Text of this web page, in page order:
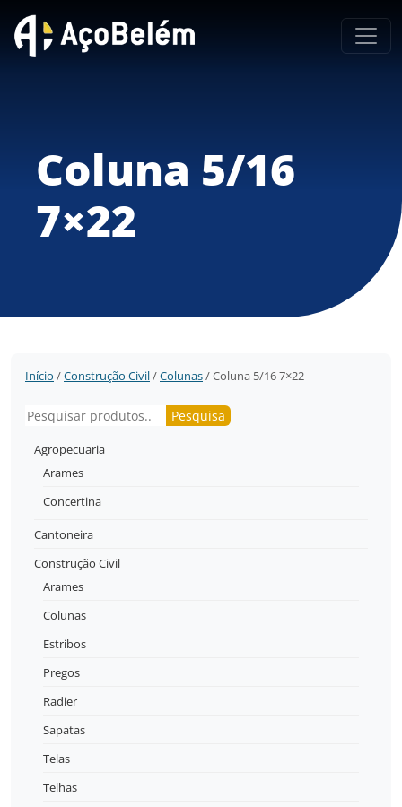
Coluna 5/16
7×22
Início /Construção Civil/Colunas/ Coluna 5/16 7×22
Pesquisar Pesquisa
Agropecuaria
Arames
Concertina
Cantoneira
Construção Civil
Arames
Colunas
Estribos
Pregos
Radier
Sapatas
Telas
Telhas